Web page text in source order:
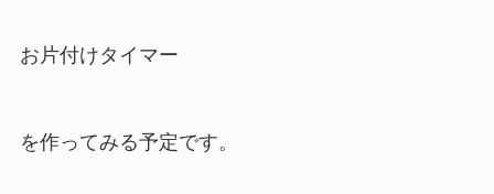
お片付けタイマー
を作ってみる予定です。